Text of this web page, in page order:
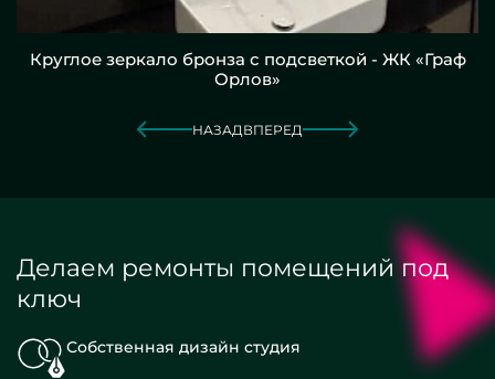
Круглое зеркало бронза с подсветкой - ЖК «Граф
Орлов»
НАЗАД ВПЕРЕД
Делаем ремонты помещений под
ключ
Собственная дизайн студия